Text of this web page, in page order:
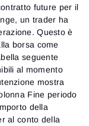
future per il
un trader ha
Questo è
borsa come
seguente
al momento
mostra
Fine periodo
della
al conto della